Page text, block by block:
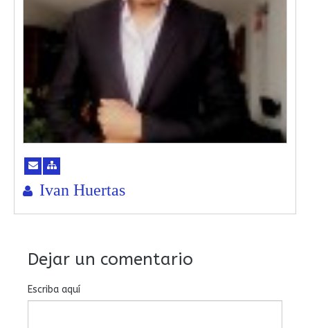
Ivan Huertas
Dejar un comentario
Escriba aquí